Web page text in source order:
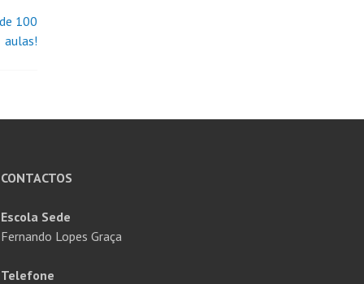
100
aulas!
CONTACTOS
Escola Sede
Fernando Lopes Graça
Telefone